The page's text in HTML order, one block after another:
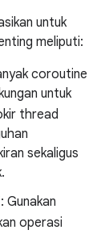
untuk
meliputi:
coroutine
untuk
thread
sekaligus
: Gunakan
operasi